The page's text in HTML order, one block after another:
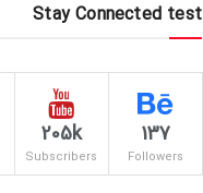
Stay Connected test
137
Followers
205k
Subscribers